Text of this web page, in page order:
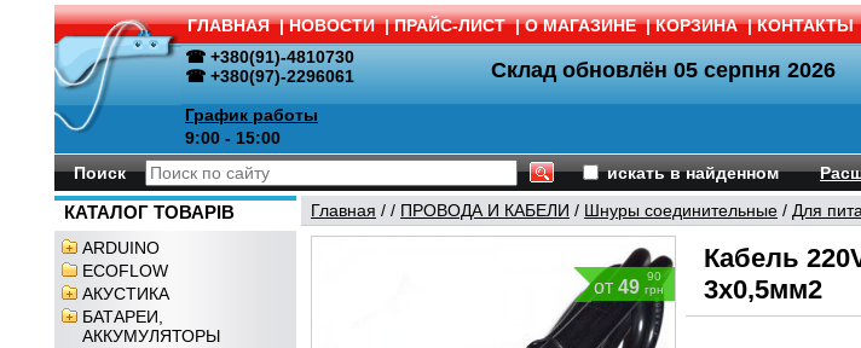
ГЛАВНАЯ | НОВОСТИ | ПРАЙС-ЛИСТ | О МАГАЗИНЕ | КОРЗИНА | КОНТАКТЫ
☎ +380(91)-4810730
☎ +380(97)-2296061
График работы
9:00 - 15:00
Склад обновлён 05 серпня 2026
Поиск искать в найденном
КАТАЛОГ ТОВАРІВ
ARDUINO
ECOFLOW
АКУСТИКА
БАТАРЕИ,
АККУМУЛЯТОРЫ
Главная / / ПРОВОДА И КАБЕЛИ / Шнуры соединительные / Для
от 49
90
грн
Кабель
3х0,5мм2